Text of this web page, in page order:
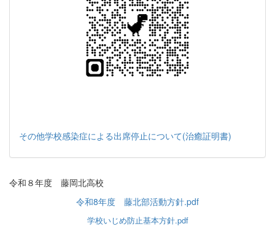
その他学校感染症による出席停止について(治癒証明書)
令和８年度 藤岡北高校
令和8年度 藤北部活動方針.pdf
学校いじめ防止基本方針.pdf